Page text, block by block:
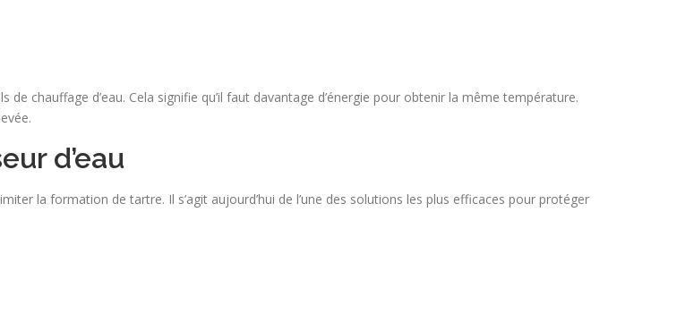
chauffage d’eau. Cela signifie qu’il faut davantage d’énergie pour obtenir la même température.
d’eau
la formation de tartre. Il s’agit aujourd’hui de l’une des solutions les plus efficaces pour protéger